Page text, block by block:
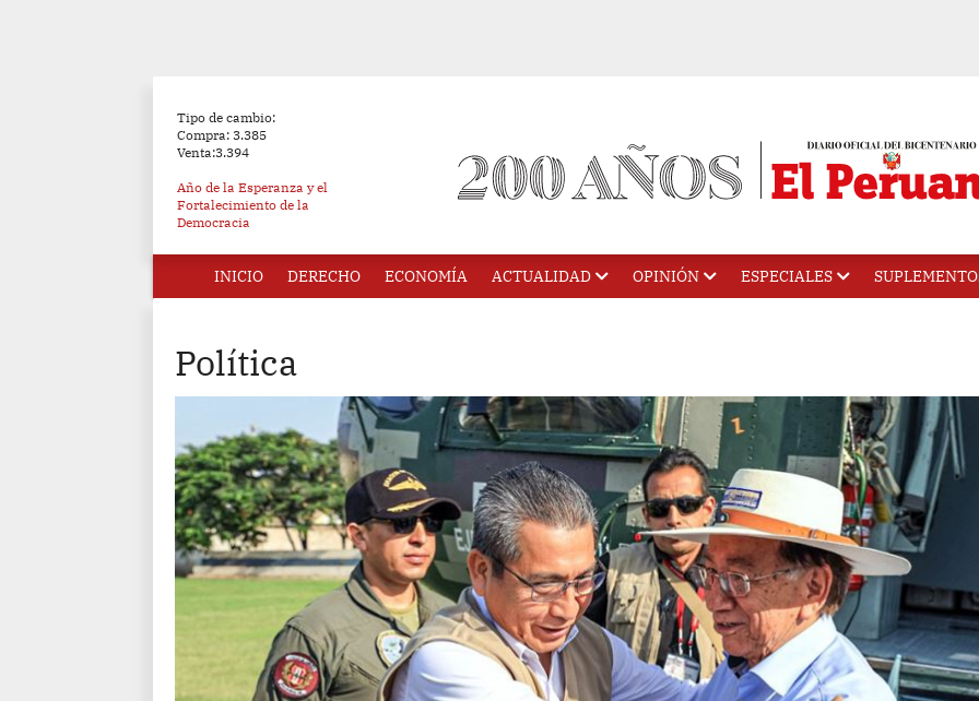
Tipo de cambio:
Compra: 3.385
Venta:3.394
Año de la Esperanza y el
Fortalecimiento de la
Democracia
INICIO DERECHO ECONOMÍA ACTUALIDAD OPINIÓN ESPECIALES
Política